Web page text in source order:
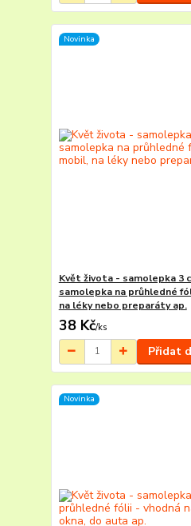
Novinka
Květ života - samolepka 3
samolepka na průhledné
na léky nebo preparáty ap.
38 Kč/ks
Přidat
Novinka